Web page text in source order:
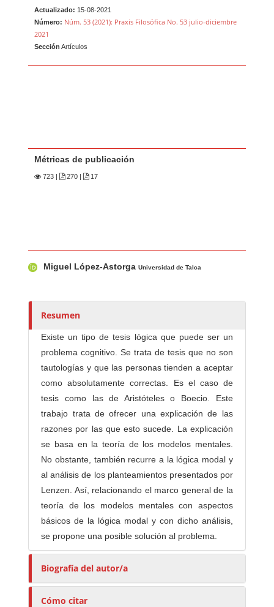
Actualizado: 15-08-2021
Número: Núm. 53 (2021): Praxis Filosófica No. 53 julio-diciembre
2021
Sección Artículos
Métricas de publicación
723 | 270 | 17
u
o
e
Miguel López-AstorgaUniversidad de Talca
Resumen
Existe un tipo de tesis lógica que puede ser un
problema cognitivo. Se trata de tesis que no son
tautologías y que las personas tienden a aceptar
como absolutamente correctas. Es el caso de
tesis como las de Aristóteles o Boecio. Este
trabajo trata de ofrecer una explicación de las
razones por las que esto sucede. La explicación
se basa en la teoría de los modelos mentales.
No obstante, también recurre a la lógica modal y
al análisis de los planteamientos presentados por
Lenzen. Así, relacionando el marco general de la
teoría de los modelos mentales con aspectos
básicos de la lógica modal y con dicho análisis,
se propone una posible solución al problema.
Biografía del autor/a
Cómo citar